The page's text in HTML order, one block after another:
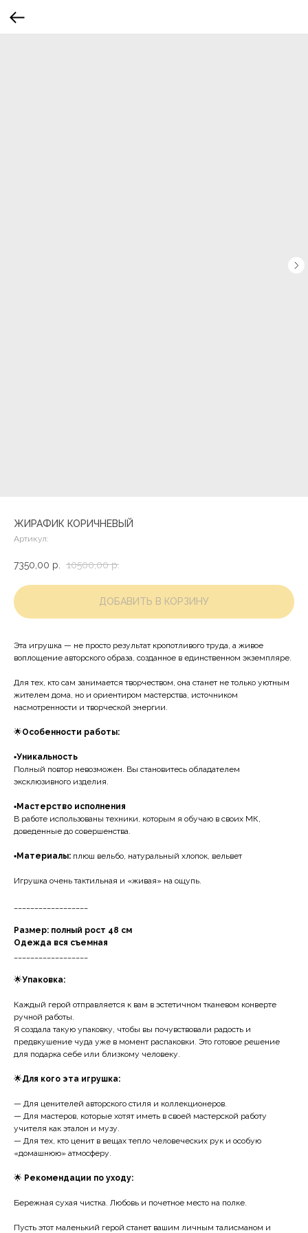
ЖИРАФИК КОРИЧНЕВЫЙ
Артикул:
7350,00 р. 10500,00 р.
ДОБАВИТЬ В КОРЗИНУ
Эта игрушка — не просто результат кропотливого труда, а живое
воплощение авторского образа, созданное в единственном экземпляре.
Для тех, кто сам занимается творчеством, она станет не только уютным
жителем дома, но и ориентиром мастерства, источником
насмотренности и творческой энергии.
🌟Особенности работы:
▪️Уникальность
Полный повтор невозможен. Вы становитесь обладателем
эксклюзивного изделия.
▪️Мастерство исполнения
В работе использованы техники, которым я обучаю в своих МК,
доведенные до совершенства.
▪️Материалы: плюш вельбо, натуральный хлопок, вельвет
Игрушка очень тактильная и «живая» на ощупь.
Размер: полный рост 48 см
Одежда вся съемная
🌟Упаковка:
Каждый герой отправляется к вам в эстетичном тканевом конверте
ручной работы.
Я создала такую упаковку, чтобы вы почувствовали радость и
предвкушение чуда уже в момент распаковки. Это готовое решение
для подарка себе или близкому человеку.
🌟Для кого эта игрушка:
— Для ценителей авторского стиля и коллекционеров.
— Для мастеров, которые хотят иметь в своей мастерской работу
учителя как эталон и музу.
— Для тех, кто ценит в вещах тепло человеческих рук и особую
«домашнюю» атмосферу.
🌟 Рекомендации по уходу:
Бережная сухая чистка. Любовь и почетное место на полке.
Пусть этот маленький герой станет вашим личным талисманом и